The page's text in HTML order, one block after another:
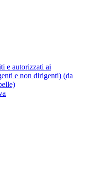
e autorizzati ai
e non dirigenti) (da